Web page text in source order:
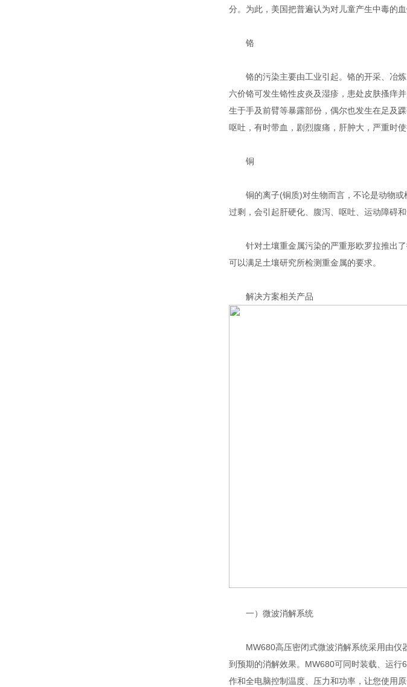
分。为此，美国把普遍认为对儿童产生中毒的
铬
铬的污染主要由工业引起。铬的开采、冶炼
六价铬可发生铬性皮炎及湿疹，患处皮肤搔痒
生于手及前臂等暴露部份，偶尔也发生在足及
呕吐，有时带血，剧烈腹痛，肝肿大，严重时
铜
铜的离子(铜质)对生物而言，不论是动物或
过剩，会引起肝硬化、腹泻、呕吐、运动障碍和
针对土壤重金属污染的严重形欧罗拉推出了
可以满足土壤研究所检测重金属的要求。
解决方案相关产品
一）微波消解系统
MW680高压密闭式微波消解系统采用由仪
到预期的消解效果。MW680可同时装载、运
作和全电脑控制温度、压力和功率，让您使用